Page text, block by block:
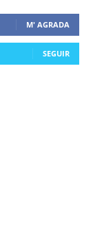
M' AGRADA
SEGUIR